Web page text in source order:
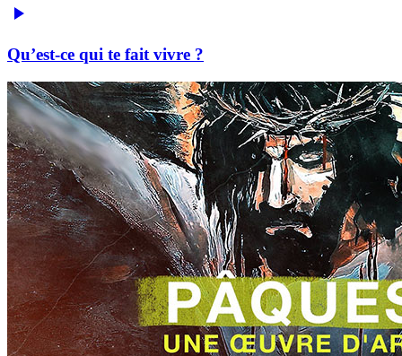
Qu’est-ce qui te fait vivre ?